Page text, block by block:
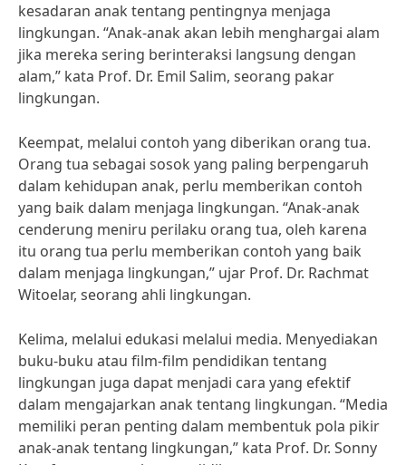
kesadaran anak tentang pentingnya menjaga
lingkungan. “Anak-anak akan lebih menghargai alam
jika mereka sering berinteraksi langsung dengan
alam,” kata Prof. Dr. Emil Salim, seorang pakar
lingkungan.
Keempat, melalui contoh yang diberikan orang tua.
Orang tua sebagai sosok yang paling berpengaruh
dalam kehidupan anak, perlu memberikan contoh
yang baik dalam menjaga lingkungan. “Anak-anak
cenderung meniru perilaku orang tua, oleh karena
itu orang tua perlu memberikan contoh yang baik
dalam menjaga lingkungan,” ujar Prof. Dr. Rachmat
Witoelar, seorang ahli lingkungan.
Kelima, melalui edukasi melalui media. Menyediakan
buku-buku atau film-film pendidikan tentang
lingkungan juga dapat menjadi cara yang efektif
dalam mengajarkan anak tentang lingkungan. “Media
memiliki peran penting dalam membentuk pola pikir
anak-anak tentang lingkungan,” kata Prof. Dr. Sonny